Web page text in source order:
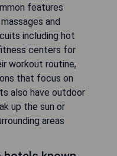
features
and
including hot
centers for
workout routine,
that focus on
also have outdoor
up the sun or
areas